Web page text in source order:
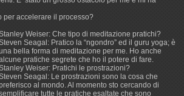
per accelerare il processo?
Weiser: Che tipo di meditazione pratichi?
Seagal: Pratico la “ngondro” ed il guru yoga; è
bella forma di meditazione per me. Ho anche
pratiche segrete che ho il potere di fare.
Weiser: Pratichi le prostrazioni?
Seagal: Le prostrazioni sono la cosa che
al mondo. Al momento sto cercando di
tutte le pratiche esaltate che sono